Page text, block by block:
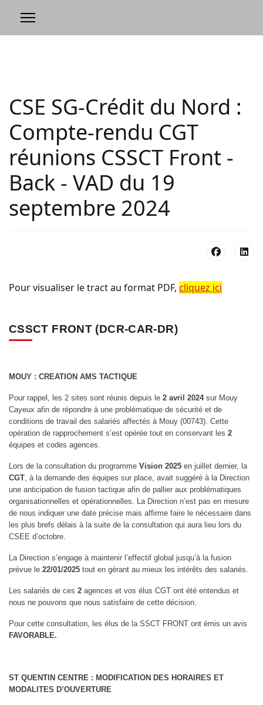
CSE SG-Crédit du Nord :
Compte-rendu CGT
réunions CSSCT Front -
Back - VAD du 19
septembre 2024
Pour visualiser le tract au format PDF, cliquez ici
CSSCT FRONT (DCR-CAR-DR)
MOUY : CREATION AMS TACTIQUE
Pour rappel, les 2 sites sont réunis depuis le 2 avril 2024sur Mouy
Cayeux afin de répondre à une problématique de sécurité et de
conditions de travail des salariés affectés à Mouy (00743). Cette
opération de rapprochement s’est opérée tout en conservant les 2
équipes et codes agences.
Lors de la consultation du programme Vision 2025 en juillet dernier, la
CGT , à la demande des équipes sur place, avait suggéré à la Direction
une anticipation de fusion tactique afin de pallier aux problématiques
organisationnelles et opérationnelles. La Direction n’est pas en mesure
de nous indiquer une date précise mais affirme faire le nécessaire dans
les plus brefs délais à la suite de la consultation qui aura lieu lors du
CSEE d’octobre.
La Direction s’engage à maintenir l’effectif global jusqu’à la fusion
prévue le 22/01/2025 tout en gérant au mieux les intérêts des salariés.
Les salariés de ces 2 agences et vos élus CGT ont été entendus et
nous ne pouvons que nous satisfaire de cette décision.
Pour cette consultation, les élus de la SSCT FRONT ont émis un avis
FAVORABLE.
ST QUENTIN CENTRE : MODIFICATION DES HORAIRES ET
MODALITES D’OUVERTURE